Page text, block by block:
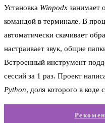
Установка Winpodx занимает
командой в терминале. В
автоматически скачивает
настраивает звук, общие
Встроенный инструмент
сессий за 1 раз. Проект
Python, доля которого в коде